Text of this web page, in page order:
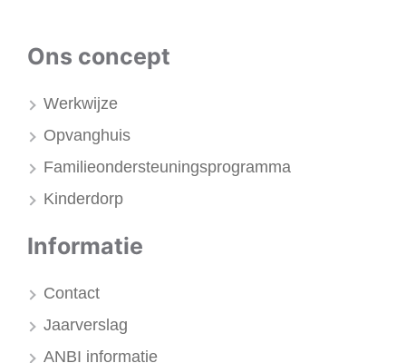
Ons concept
Werkwijze
Opvanghuis
Familieondersteuningsprogramma
Kinderdorp
Informatie
Contact
Jaarverslag
ANBI informatie